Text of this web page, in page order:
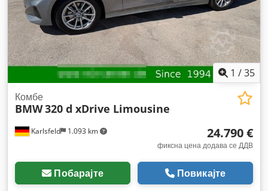
1 /35
Karlsfeld 1.093 km
Комбе
BMW320 d xDrive Limousine
24.790 €
фиксна цена додава се ДДВ
Побарајте Повикајте